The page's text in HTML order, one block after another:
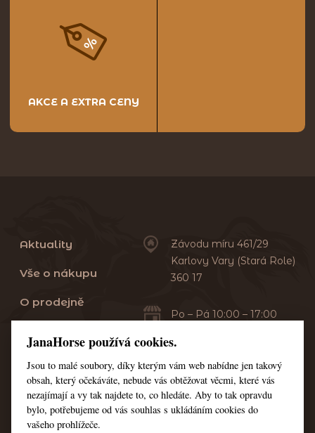
AKCE A EXTRA CENY
Aktuality
Vše o nákupu
O prodejně
Servis
Kontakt
Nastavení cookies
Závodu míru 461/29
Karlovy Vary (Stará Role)
360 17
Po – Pá 10:00 – 17:00
+420 353 549 410
+420 608 444 378
JanaHorse používá cookies.
Jsou to malé soubory, díky kterým vám web nabídne jen takový
obsah, který očekáváte, nebude vás obtěžovat věcmi, které vás
nezajímají a vy tak najdete to, co hledáte. Aby to tak opravdu
bylo, potřebujeme od vás souhlas s ukládáním cookies do
vašeho prohlížeče.